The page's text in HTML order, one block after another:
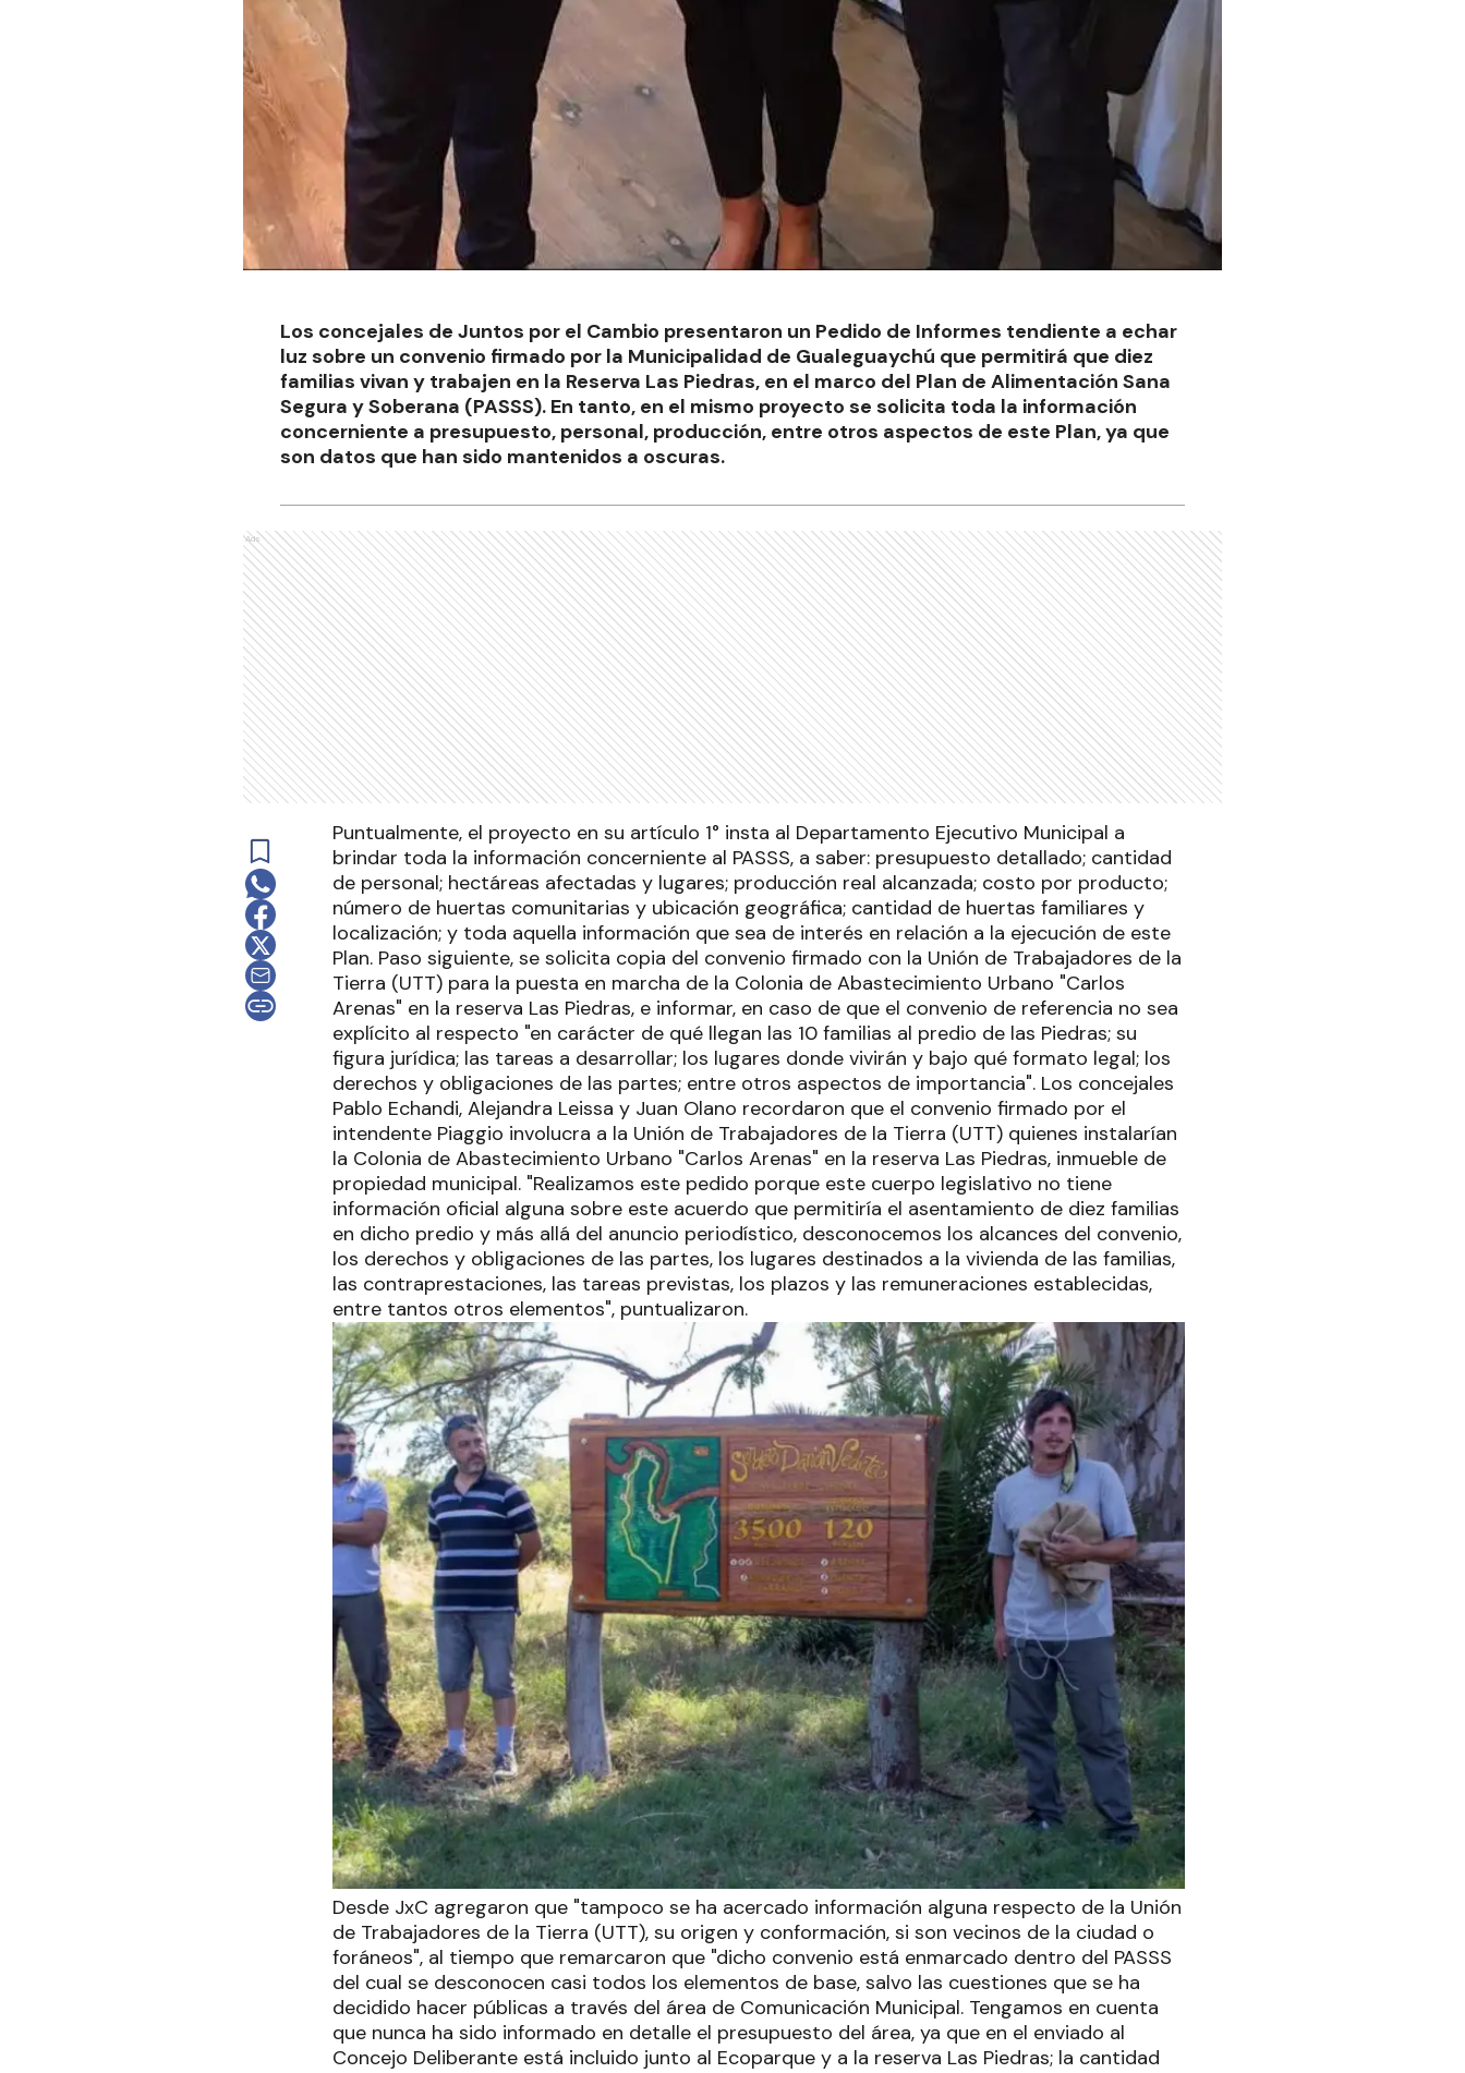
Los concejales de Juntos por el Cambio presentaron un Pedido de Informes tendiente a echar
luz sobre un convenio firmado por la Municipalidad de Gualeguaychú que permitirá que diez
familias vivan y trabajen en la Reserva Las Piedras, en el marco del Plan de Alimentación Sana
Segura y Soberana (PASSS). En tanto, en el mismo proyecto se solicita toda la información
concerniente a presupuesto, personal, producción, entre otros aspectos de este Plan, ya que
son datos que han sido mantenidos a oscuras.
Ads
Puntualmente, el proyecto en su artículo 1° insta al Departamento Ejecutivo Municipal a
brindar toda la información concerniente al PASSS, a saber: presupuesto detallado; cantidad
de personal; hectáreas afectadas y lugares; producción real alcanzada; costo por producto;
número de huertas comunitarias y ubicación geográfica; cantidad de huertas familiares y
localización; y toda aquella información que sea de interés en relación a la ejecución de este
Plan. Paso siguiente, se solicita copia del convenio firmado con la Unión de Trabajadores de la
Tierra (UTT) para la puesta en marcha de la Colonia de Abastecimiento Urbano "Carlos
Arenas" en la reserva Las Piedras, e informar, en caso de que el convenio de referencia no sea
explícito al respecto "en carácter de qué llegan las 10 familias al predio de las Piedras; su
figura jurídica; las tareas a desarrollar; los lugares donde vivirán y bajo qué formato legal; los
derechos y obligaciones de las partes; entre otros aspectos de importancia". Los concejales
Pablo Echandi, Alejandra Leissa y Juan Olano recordaron que el convenio firmado por el
intendente Piaggio involucra a la Unión de Trabajadores de la Tierra (UTT) quienes instalarían
la Colonia de Abastecimiento Urbano "Carlos Arenas" en la reserva Las Piedras, inmueble de
propiedad municipal. "Realizamos este pedido porque este cuerpo legislativo no tiene
información oficial alguna sobre este acuerdo que permitiría el asentamiento de diez familias
en dicho predio y más allá del anuncio periodístico, desconocemos los alcances del convenio,
los derechos y obligaciones de las partes, los lugares destinados a la vivienda de las familias,
las contraprestaciones, las tareas previstas, los plazos y las remuneraciones establecidas,
entre tantos otros elementos", puntualizaron.
Desde JxC agregaron que "tampoco se ha acercado información alguna respecto de la Unión
de Trabajadores de la Tierra (UTT), su origen y conformación, si son vecinos de la ciudad o
foráneos", al tiempo que remarcaron que "dicho convenio está enmarcado dentro del PASSS
del cual se desconocen casi todos los elementos de base, salvo las cuestiones que se ha
decidido hacer públicas a través del área de Comunicación Municipal. Tengamos en cuenta
que nunca ha sido informado en detalle el presupuesto del área, ya que en el enviado al
Concejo Deliberante está incluido junto al Ecoparque y a la reserva Las Piedras; la cantidad